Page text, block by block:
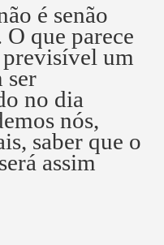
é senão
O que parece
previsível um
ser
no dia
nós,
saber que o
assim